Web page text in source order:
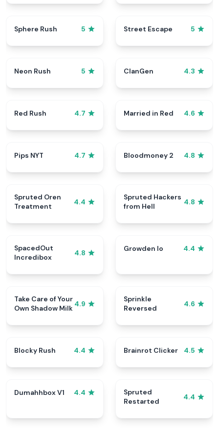
Sphere Rush 5 Street Escape 5
Neon Rush 5 ClanGen 4.3
Red Rush 4.7 Married in Red 4.6
Pips NYT 4.7 Bloodmoney 2 4.8
Spruted Oren
Treatment
4.4
Spruted Hackers
from Hell
4.8
SpacedOut
Incredibox
4.8
Growden Io 4.4
Take Care of Your
Own Shadow Milk 4.9
Sprinkle
Reversed
4.6
Blocky Rush 4.4 Brainrot Clicker 4.5
Dumahhbox V1 4.4
Spruted
Restarted
4.4